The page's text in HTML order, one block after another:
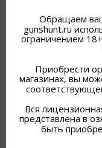
Обращаем
gunshunt.ru
ограничением
Приобрести
магазинах, вы
Вся
представлена в
быть